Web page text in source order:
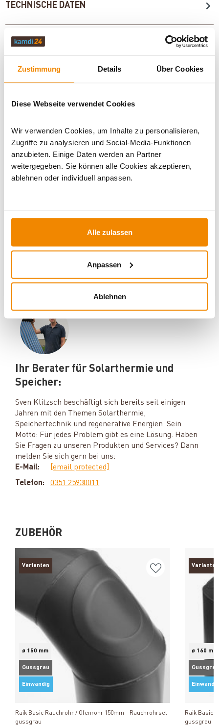
Zustimmung Details Über Cookies
Diese Webseite verwendet Cookies
Wir verwenden Cookies, um Inhalte zu personalisieren,
Zugriffe zu analysieren und Social-Media-Funktionen
anzubieten. Einige Daten werden an Partner
weitergegeben. Sie können alle Cookies akzeptieren,
ablehnen oder individuell anpassen.
Alle zulassen
Anpassen
Ablehnen
TECHNISCHE DATEN
BEWERTUNGEN (0)
ZUBEHÖR
WICHTIGE INFOS
Dieses Produkt finden Sie unter:
Ihr Berater für Solarthermie und
Speicher:
Sven Klitzsch beschäftigt sich bereits seit einigen
Jahren mit den Themen Solarthermie,
Speichertechnik und regenerative Energien. Sein
Motto: Für jedes Problem gibt es eine Lösung. Haben
Sie Fragen zu unseren Produkten und Services? Dann
melden Sie sich gern bei uns:
E-Mail:
[email protected]
Telefon:
0351 25930011
ZUBEHÖR
Varianten
ø 150 mm
Gussgrau
Einwandig
Produkt ansehen
Raik Basic Rauchrohr / Ofenrohr 150mm - Rauchrohrset
gussgrau
Varianten
ø 160 mm
Gussgrau
Einwandig
Raik Basic
gussgrau